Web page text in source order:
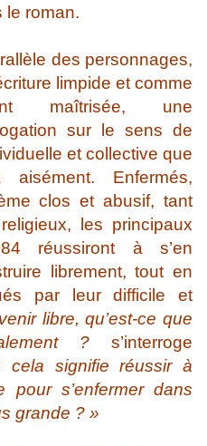
le roman.
des personnages,
limpide et comme
maîtrisée, une
sur le sens de
et collective que
Enfermés,
clos et abusif, tant
les principaux
réussiront à s’en
librement, tout en
par leur difficile et
libre, qu’est-ce que
?s’interroge
cela signifie réussir à
pour s’enfermer dans
grande ? »